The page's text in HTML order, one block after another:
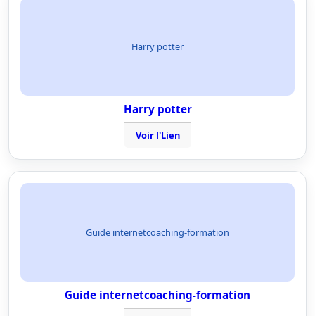
Harry potter
Harry potter
Voir l'Lien
Guide internetcoaching-formation
Guide internetcoaching-formation